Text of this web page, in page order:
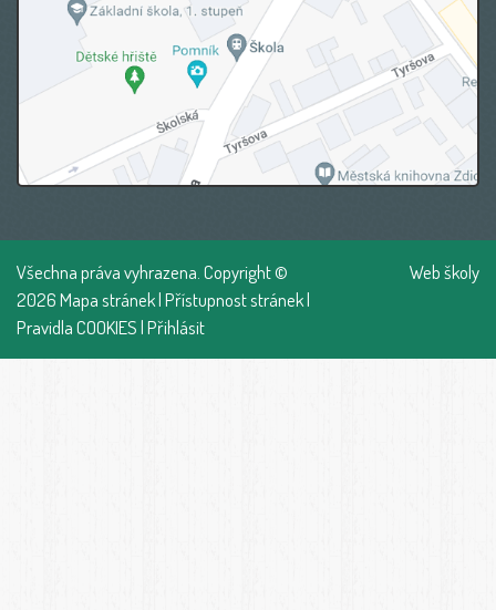
Všechna práva vyhrazena. Copyright ©
2026Mapa stránek|Přístupnost stránek|
Pravidla COOKIES|Přihlásit
Web školy